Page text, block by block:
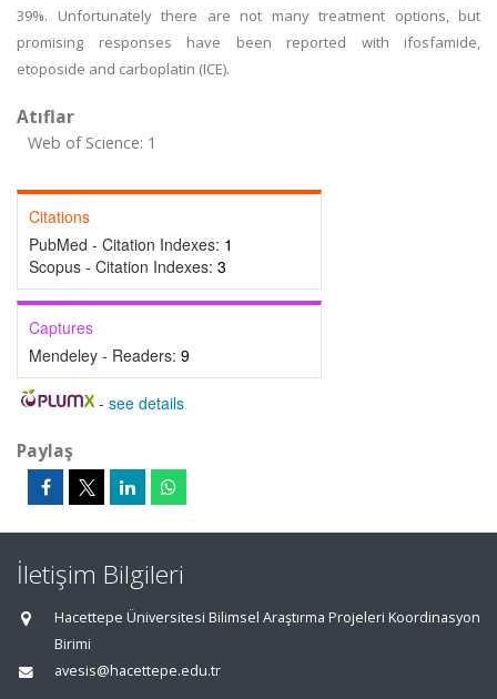
39%. Unfortunately there are not many treatment options, but
promising responses have been reported with ifosfamide,
etoposide and carboplatin (ICE).
Atıflar
Web of Science: 1
Citations
PubMed - Citation Indexes: 1
Scopus - Citation Indexes: 3
Captures
Mendeley - Readers: 9
- see details
Paylaş
İletişim Bilgileri
Hacettepe Üniversitesi Bilimsel Araştırma Projeleri Koordinasyon
Birimi
avesis@hacettepe.edu.tr